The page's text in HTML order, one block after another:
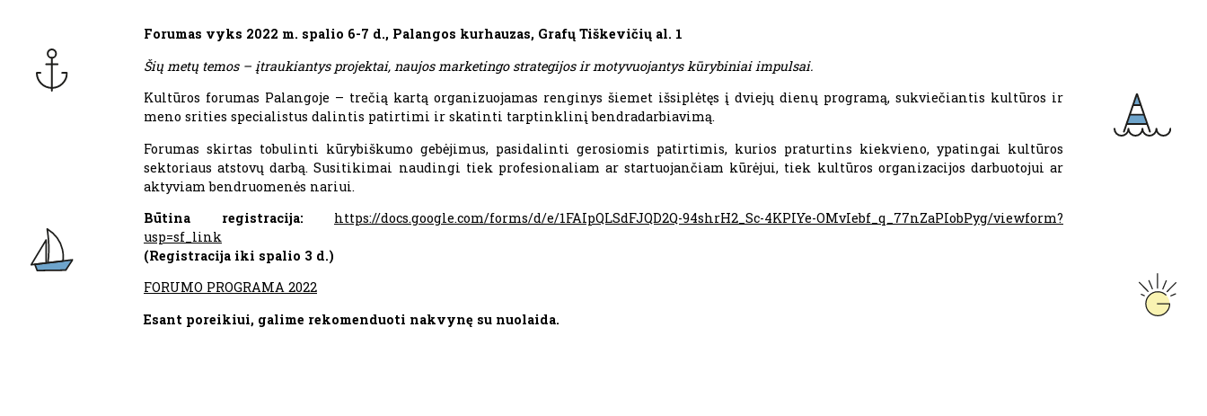
Forumas vyks 2022 m. spalio 6-7 d., Palangos kurhauzas, Grafų Tiškevičių al. 1
Šių metų temos – įtraukiantys projektai, naujos marketingo strategijos ir motyvuojantys kūrybiniai impulsai.
Kultūros forumas Palangoje – trečią kartą organizuojamas renginys šiemet išsiplėtęs į dviejų dienų programą, sukviečiantis kultūros ir
meno srities specialistus dalintis patirtimi ir skatinti tarptinklinį bendradarbiavimą.
Forumas skirtas tobulinti kūrybiškumo gebėjimus, pasidalinti gerosiomis patirtimis, kurios praturtins kiekvieno, ypatingai kultūros
sektoriaus atstovų darbą. Susitikimai naudingi tiek profesionaliam ar startuojančiam kūrėjui, tiek kultūros organizacijos darbuotojui ar
aktyviam bendruomenės nariui.
Būtina registracija:
https://docs.google.com/forms/d/e/1FAIpQLSdFJQD2Q-94shrH2_Sc-4KPIYe-OMvIebf_q_77nZaPIobPyg/viewform?
usp=sf_link
(Registracija iki spalio 3 d.)
FORUMO PROGRAMA 2022
Esant poreikiui, galime rekomenduoti nakvynę su nuolaida.